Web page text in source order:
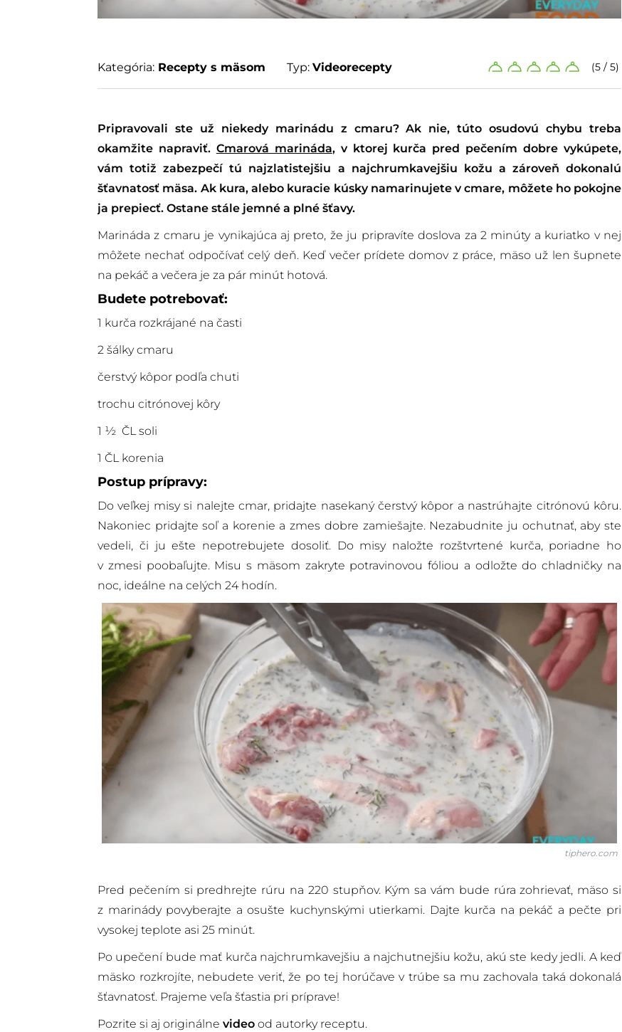
(5 / 5)
Kategória: Recepty s mäsom Typ: Videorecepty
Pripravovali ste už niekedy marinádu z cmaru? Ak nie, túto osudovú chybu treba
okamžite napraviť. Cmarová marináda, v ktorej kurča pred pečením dobre vykúpete,
vám totiž zabezpečí tú najzlatistejšiu a najchrumkavejšiu kožu a zároveň dokonalú
šťavnatosť mäsa. Ak kura, alebo kuracie kúsky namarinujete v cmare, môžete ho pokojne
ja prepiecť. Ostane stále jemné a plné šťavy.
Marináda z cmaru je vynikajúca aj preto, že ju pripravíte doslova za 2 minúty a kuriatko v nej
môžete nechať odpočívať celý deň. Keď večer prídete domov z práce, mäso už len šupnete
na pekáč a večera je za pár minút hotová.
Budete potrebovať:
1 kurča rozkrájané na časti
2 šálky cmaru
čerstvý kôpor podľa chuti
trochu citrónovej kôry
1 ½ ČL soli
1 ČL korenia
Postup prípravy:
Do veľkej misy si nalejte cmar, pridajte nasekaný čerstvý kôpor a nastrúhajte citrónovú kôru.
Nakoniec pridajte soľ a korenie a zmes dobre zamiešajte. Nezabudnite ju ochutnať, aby ste
vedeli, či ju ešte nepotrebujete dosoliť. Do misy naložte rozštvrtené kurča, poriadne ho
v zmesi poobaľujte. Misu s mäsom zakryte potravinovou fóliou a odložte do chladničky na
noc, ideálne na celých 24 hodín.
tiphero.com
Pred pečením si predhrejte rúru na 220 stupňov. Kým sa vám bude rúra zohrievať, mäso si
z marinády povyberajte a osušte kuchynskými utierkami. Dajte kurča na pekáč a pečte pri
vysokej teplote asi 25 minút.
Po upečení bude mať kurča najchrumkavejšiu a najchutnejšiu kožu, akú ste kedy jedli. A keď
mäsko rozkrojíte, nebudete veriť, že po tej horúčave v trúbe sa mu zachovala taká dokonalá
šťavnatosť. Prajeme veľa šťastia pri príprave!
Pozrite si aj originálne video od autorky receptu.